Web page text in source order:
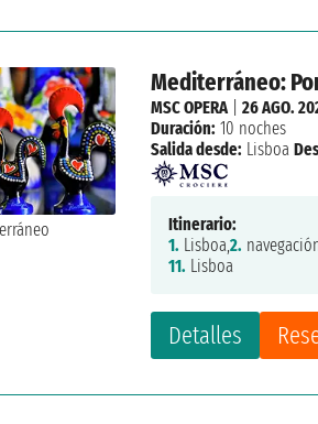
Mediterráneo:
Detalles
MSC OPERA |26 AGO.
Duración: 10 noches
Salida desde: Lisboa
Itinerario:
1. Lisboa,2.
11. Lisboa